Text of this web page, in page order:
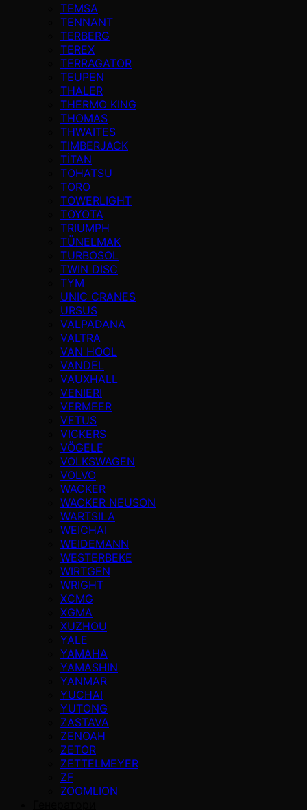
TEMSA
TENNANT
TERBERG
TEREX
TERRAGATOR
TEUPEN
THALER
THERMO KING
THOMAS
THWAITES
TIMBERJACK
TİTAN
TOHATSU
TORO
TOWERLIGHT
TOYOTA
TRIUMPH
TÜNELMAK
TURBOSOL
TWIN DISC
TYM
UNIC CRANES
URSUS
VALPADANA
VALTRA
VAN HOOL
VANDEL
VAUXHALL
VENIERI
VERMEER
VETUS
VICKERS
VÖGELE
VOLKSWAGEN
VOLVO
WACKER
WACKER NEUSON
WARTSILA
WEICHAI
WEIDEMANN
WESTERBEKE
WIRTGEN
WRIGHT
XCMG
XGMA
XUZHOU
YALE
YAMAHA
YAMASHIN
YANMAR
YUCHAI
YUTONG
ZASTAVA
ZENOAH
ZETOR
ZETTELMEYER
ZF
ZOOMLION